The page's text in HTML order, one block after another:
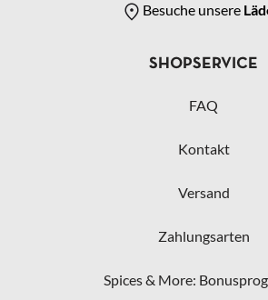
Besuche unsere
SHOPSERVICE
FAQ
Kontakt
Versand
Zahlungsarten
Spices & More: